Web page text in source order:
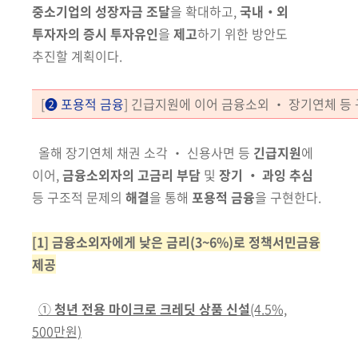
중소기업의 성장자금 조달을 확대하고,국내‧외
투자자의 증시 투자유인을 제고하기 위한 방안도
추진할 계획이다.
[❷ 포용적 금융] 긴급지원에 이어 금융소외 ‧ 장기연체 등
올해 장기연체 채권 소각 ‧ 신용사면 등 긴급지원에
이어,금융소외자의 고금리 부담 및 장기 ‧ 과잉 추심
등 구조적 문제의 해결을 통해 포용적 금융을 구현한다.
[1] 금융소외자에게 낮은 금리(3~6%)로 정책서민금융
제공
① 청년 전용 마이크로 크레딧 상품 신설(4.5%,
500만원)